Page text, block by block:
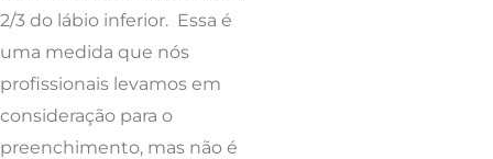
2/3 do lábio inferior. Essa é
uma medida que nós
profissionais levamos em
consideração para o
preenchimento, mas não é